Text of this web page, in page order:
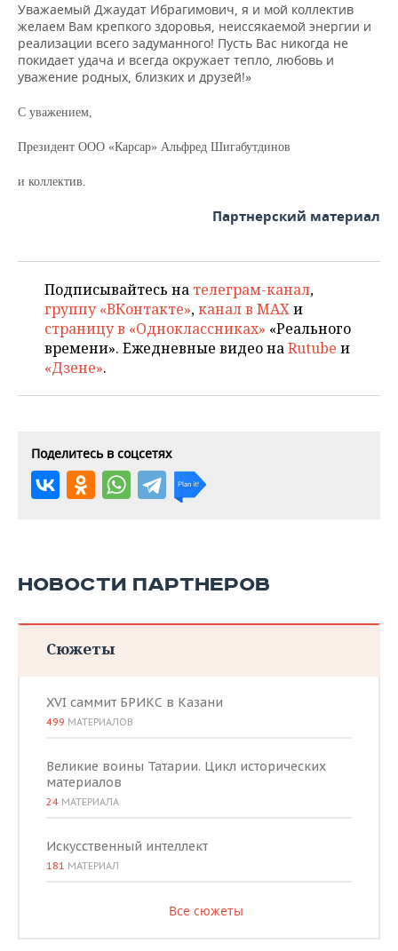
Уважаемый Джаудат Ибрагимович, я и мой коллектив
желаем Вам крепкого здоровья, неиссякаемой энергии и
реализации всего задуманного! Пусть Вас никогда не
покидает удача и всегда окружает тепло, любовь и
уважение родных, близких и друзей!»
С уважением,
Президент ООО «Карсар» Альфред Шигабутдинов
и коллектив.
Партнерский материал
Подписывайтесь на телеграм-канал,
группу «ВКонтакте»,канал в MAXи
страницу в «Одноклассниках» «Реального
времени». Ежедневные видео наRutube и
«Дзене».
Поделитесь в соцсетях
НОВОСТИ ПАРТНЕРОВ
Сюжеты
XVI саммит БРИКС в Казани
499 МАТЕРИАЛОВ
Великие воины Татарии. Цикл исторических
материалов
24 МАТЕРИАЛА
Искусственный интеллект
181 МАТЕРИАЛ
Все сюжеты